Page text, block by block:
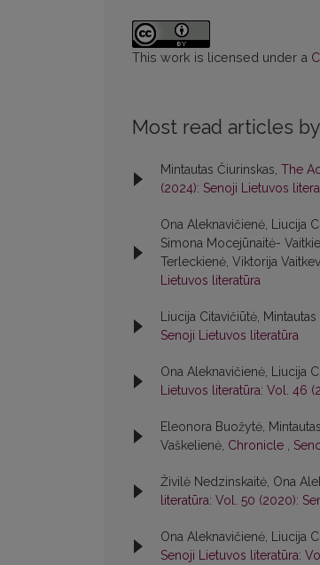
This work is licensed under a
Most read articles
Mintautas Čiurinskas, The
(2024): Senoji Lietuvos
Ona Aleknavičienė, Liucija
Simona Mocejūnaitė-
Terleckienė, Viktorija
Lietuvos literatūra
Liucija Citavičiūtė,
Senoji Lietuvos literatūra
Ona Aleknavičienė, Liucija
Lietuvos literatūra: Vol. 46
Eleonora Buožytė,
Vaškelienė, Chronicle ,
Živilė Nedzinskaitė, Ona
literatūra: Vol. 50 (2020):
Ona Aleknavičienė, Liucija
Senoji Lietuvos literatūra: